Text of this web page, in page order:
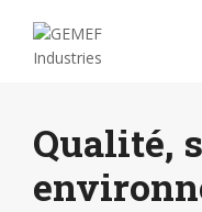
Qualité,